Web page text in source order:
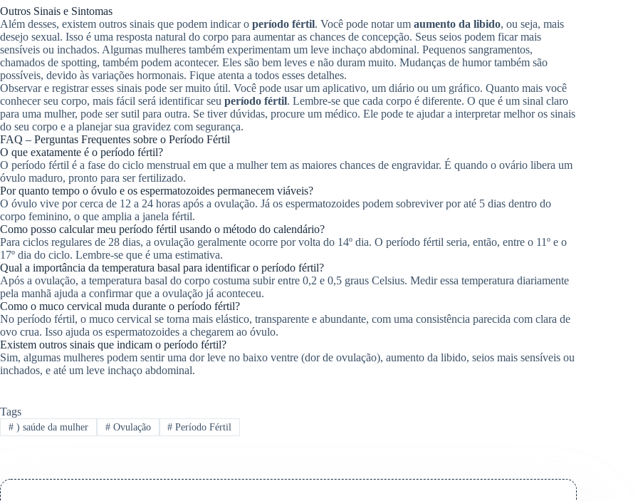
Outros Sinais e Sintomas
Além desses, existem outros sinais que podem indicar o período fértil. Você pode notar um aumento da libido, ou seja, mais
desejo sexual. Isso é uma resposta natural do corpo para aumentar as chances de concepção. Seus seios podem ficar mais
sensíveis ou inchados. Algumas mulheres também experimentam um leve inchaço abdominal. Pequenos sangramentos,
chamados de spotting, também podem acontecer. Eles são bem leves e não duram muito. Mudanças de humor também são
possíveis, devido às variações hormonais. Fique atenta a todos esses detalhes.
Observar e registrar esses sinais pode ser muito útil. Você pode usar um aplicativo, um diário ou um gráfico. Quanto mais você
conhecer seu corpo, mais fácil será identificar seu período fértil. Lembre-se que cada corpo é diferente. O que é um sinal claro
para uma mulher, pode ser sutil para outra. Se tiver dúvidas, procure um médico. Ele pode te ajudar a interpretar melhor os sinais
do seu corpo e a planejar sua gravidez com segurança.
FAQ – Perguntas Frequentes sobre o Período Fértil
O que exatamente é o período fértil?
O período fértil é a fase do ciclo menstrual em que a mulher tem as maiores chances de engravidar. É quando o ovário libera um
óvulo maduro, pronto para ser fertilizado.
Por quanto tempo o óvulo e os espermatozoides permanecem viáveis?
O óvulo vive por cerca de 12 a 24 horas após a ovulação. Já os espermatozoides podem sobreviver por até 5 dias dentro do
corpo feminino, o que amplia a janela fértil.
Como posso calcular meu período fértil usando o método do calendário?
Para ciclos regulares de 28 dias, a ovulação geralmente ocorre por volta do 14º dia. O período fértil seria, então, entre o 11º e o
17º dia do ciclo. Lembre-se que é uma estimativa.
Qual a importância da temperatura basal para identificar o período fértil?
Após a ovulação, a temperatura basal do corpo costuma subir entre 0,2 e 0,5 graus Celsius. Medir essa temperatura diariamente
pela manhã ajuda a confirmar que a ovulação já aconteceu.
Como o muco cervical muda durante o período fértil?
No período fértil, o muco cervical se torna mais elástico, transparente e abundante, com uma consistência parecida com clara de
ovo crua. Isso ajuda os espermatozoides a chegarem ao óvulo.
Existem outros sinais que indicam o período fértil?
Sim, algumas mulheres podem sentir uma dor leve no baixo ventre (dor de ovulação), aumento da libido, seios mais sensíveis ou
inchados, e até um leve inchaço abdominal.
Tags
#) saúde da mulher #Ovulação # Período Fértil